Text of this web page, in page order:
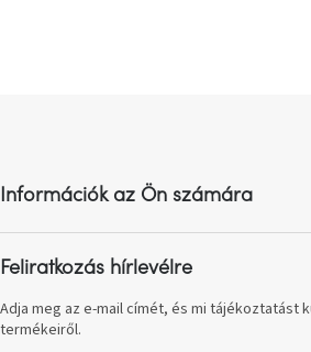
gyűjtemény
Karácsonyi
e-
é
c
Információk az Ön számára
Feliratkozás hírlevélre
Adja meg az e-mail címét, és mi tájékoztatást
termékeiről.